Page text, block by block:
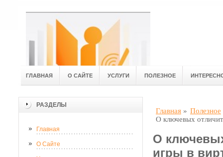
ГЛАВНАЯ О САЙТЕ УСЛУГИ ПОЛЕЗНОЕ
РАЗДЕЛЫ
Главная
О Сайте
Главная » Полезное
О ключевых
О
игры в